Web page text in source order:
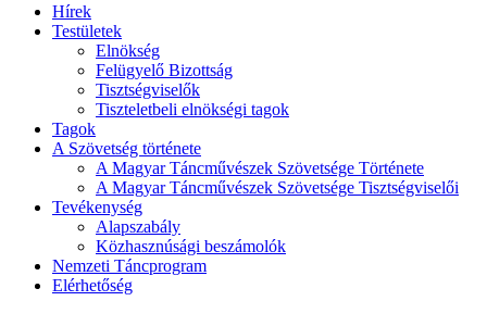
Hírek
Testületek
Elnökség
Felügyelő Bizottság
Tisztségviselők
Tiszteletbeli elnökségi tagok
Tagok
A Szövetség története
A Magyar Táncművészek Szövetsége Története
A Magyar Táncművészek Szövetsége Tisztségviselői
Tevékenység
Alapszabály
Közhasznúsági beszámolók
Nemzeti Táncprogram
Elérhetőség